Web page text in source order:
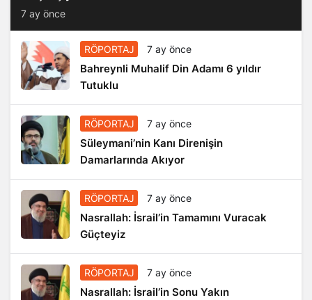
7 ay önce
RÖPORTAJ 7 ay önce
Bahreynli Muhalif Din Adamı 6 yıldır
Tutuklu
RÖPORTAJ 7 ay önce
Süleymani’nin Kanı Direnişin
Damarlarında Akıyor
RÖPORTAJ 7 ay önce
Nasrallah: İsrail’in Tamamını Vuracak
Güçteyiz
RÖPORTAJ 7 ay önce
Nasrallah: İsrail’in Sonu Yakın